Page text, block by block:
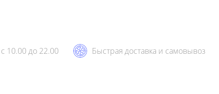
10.00 до 22.00 Быстрая доставка и самовывоз